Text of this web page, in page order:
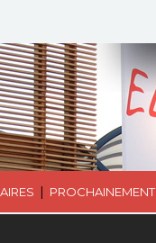
| PROCHAINEMENT